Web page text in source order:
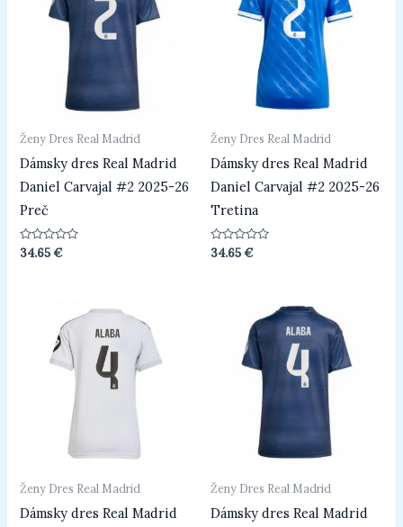
Ženy Dres Real Madrid
Dámsky dres Real Madrid
Daniel Carvajal #2 2025-26
Preč
Hodnotenie
0
34.65€
Ženy Dres Real Madrid
Dámsky dres Real Madrid
Daniel Carvajal #2 2025-26
Tretina
Hodnotenie
0
34.65€
Ženy Dres Real Madrid
Dámsky dres Real Madrid
Ženy Dres Real Madrid
Dámsky dres Real Madrid